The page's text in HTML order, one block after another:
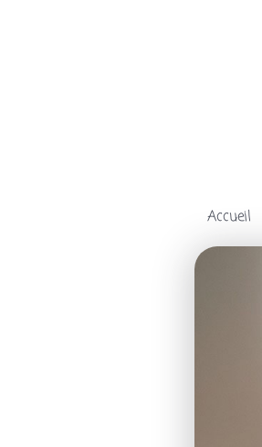
Accueil